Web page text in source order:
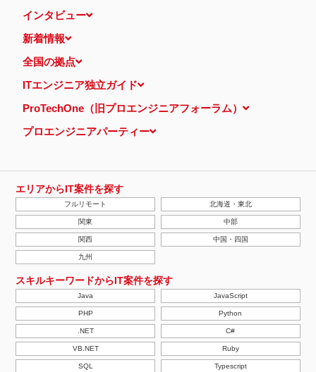
インタビュー
新着情報
全国の拠点
ITエンジニア独立ガイド
ProTechOne（旧プロエンジニアフォーラム）
プロエンジニアパーティー
エリアからIT案件を探す
フルリモート 北海道・東北
関東 中部
関西 中国・四国
九州
スキルキーワードからIT案件を探す
Java JavaScript
PHP Python
.NET C#
VB.NET Ruby
SQL Typescript